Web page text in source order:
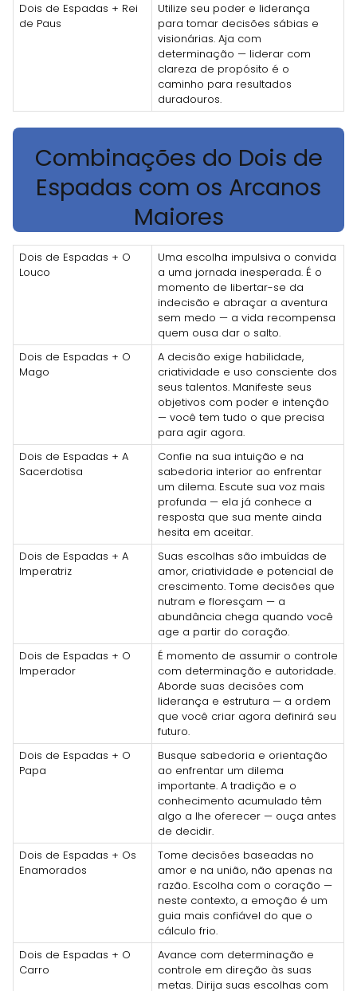
Dois de Espadas + Rei
de Paus
Utilize seu poder e liderança
para tomar decisões sábias e
visionárias. Aja com
determinação — liderar com
clareza de propósito é o
caminho para resultados
duradouros.
Combinações do Dois de
Espadas com os Arcanos
Maiores
Dois de Espadas + O
Louco
Uma escolha impulsiva o convida
a uma jornada inesperada. É o
momento de libertar-se da
indecisão e abraçar a aventura
sem medo — a vida recompensa
quem ousa dar o salto.
Dois de Espadas + O
Mago
A decisão exige habilidade,
criatividade e uso consciente dos
seus talentos. Manifeste seus
objetivos com poder e intenção
— você tem tudo o que precisa
para agir agora.
Dois de Espadas + A
Sacerdotisa
Confie na sua intuição e na
sabedoria interior ao enfrentar
um dilema. Escute sua voz mais
profunda — ela já conhece a
resposta que sua mente ainda
hesita em aceitar.
Dois de Espadas + A
Imperatriz
Suas escolhas são imbuídas de
amor, criatividade e potencial de
crescimento. Tome decisões que
nutram e floresçam — a
abundância chega quando você
age a partir do coração.
Dois de Espadas + O
Imperador
É momento de assumir o controle
com determinação e autoridade.
Aborde suas decisões com
liderança e estrutura — a ordem
que você criar agora definirá seu
futuro.
Dois de Espadas + O
Papa
Busque sabedoria e orientação
ao enfrentar um dilema
importante. A tradição e o
conhecimento acumulado têm
algo a lhe oferecer — ouça antes
de decidir.
Dois de Espadas + Os
Enamorados
Tome decisões baseadas no
amor e na união, não apenas na
razão. Escolha com o coração —
neste contexto, a emoção é um
guia mais confiável do que o
cálculo frio.
Dois de Espadas + O
Carro
Avance com determinação e
controle em direção às suas
metas. Dirija suas escolhas com